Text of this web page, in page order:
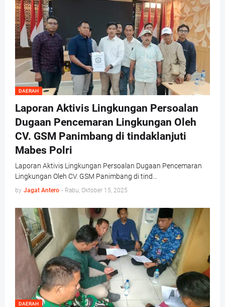
DAERAH
Laporan Aktivis Lingkungan Persoalan
Dugaan Pencemaran Lingkungan Oleh
CV. GSM Panimbang di tindaklanjuti
Mabes Polri
Laporan Aktivis Lingkungan Persoalan Dugaan Pencemaran
Lingkungan Oleh CV. GSM Panimbang di tind…
by Jagat Antero - Rabu, Oktober 15, 2025
DAERAH